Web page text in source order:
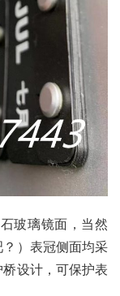
玻璃镜面，当然
）表冠侧面均采
设计，可保护表